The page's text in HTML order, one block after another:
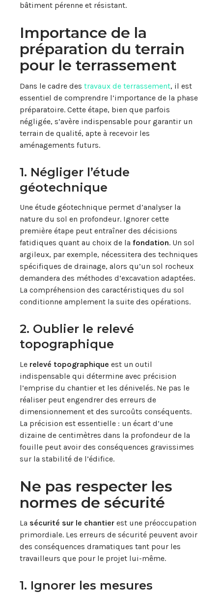
bâtiment pérenne et résistant.
Importance de la
préparation du terrain
pour le terrassement
Dans le cadre des travaux de terrassement, il est
essentiel de comprendre l’importance de la phase
préparatoire. Cette étape, bien que parfois
négligée, s’avère indispensable pour garantir un
terrain de qualité, apte à recevoir les
aménagements futurs.
1. Négliger l’étude
géotechnique
Une étude géotechnique permet d’analyser la
nature du sol en profondeur. Ignorer cette
première étape peut entraîner des décisions
fatidiques quant au choix de la fondation. Un sol
argileux, par exemple, nécessitera des techniques
spécifiques de drainage, alors qu’un sol rocheux
demandera des méthodes d’excavation adaptées.
La compréhension des caractéristiques du sol
conditionne amplement la suite des opérations.
2. Oublier le relevé
topographique
Le relevé topographique est un outil
indispensable qui détermine avec précision
l’emprise du chantier et les dénivelés. Ne pas le
réaliser peut engendrer des erreurs de
dimensionnement et des surcoûts conséquents.
La précision est essentielle : un écart d’une
dizaine de centimètres dans la profondeur de la
fouille peut avoir des conséquences gravissimes
sur la stabilité de l’édifice.
Ne pas respecter les
normes de sécurité
La sécurité sur le chantier est une préoccupation
primordiale. Les erreurs de sécurité peuvent avoir
des conséquences dramatiques tant pour les
travailleurs que pour le projet lui-même.
1. Ignorer les mesures